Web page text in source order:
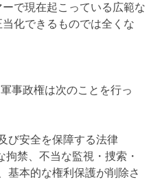
で現在起こっている広範な
化できるものでは全くな
事政権は次のことを行っ
び安全を保障する法律
拘禁、不当な監視・捜索・
基本的な権利保護が削除さ